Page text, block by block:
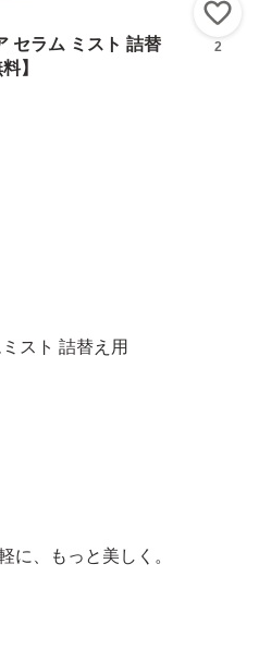
セラム ミスト 詰替
】
2
スト 詰替え用
に、もっと美しく。
ミスト 詰め替え用」は、ダ